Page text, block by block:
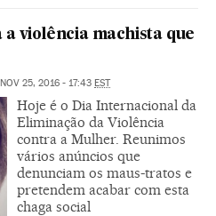
violência machista que
NOV 25, 2016 - 17:43 EST
Hoje é o Dia Internacional da
Eliminação da Violência
contra a Mulher. Reunimos
vários anúncios que
denunciam os maus-tratos e
pretendem acabar com esta
chaga social